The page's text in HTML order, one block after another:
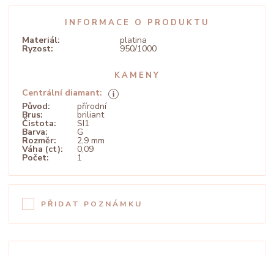
INFORMACE O PRODUKTU
Materiál: platina
Ryzost: 950/1000
KAMENY
Centrální diamant:
Původ:
přírodní
Brus: briliant
Čistota: SI1
Barva: G
Rozměr: 2,9 mm
Váha (ct): 0,09
Počet: 1
PŘIDAT POZNÁMKU